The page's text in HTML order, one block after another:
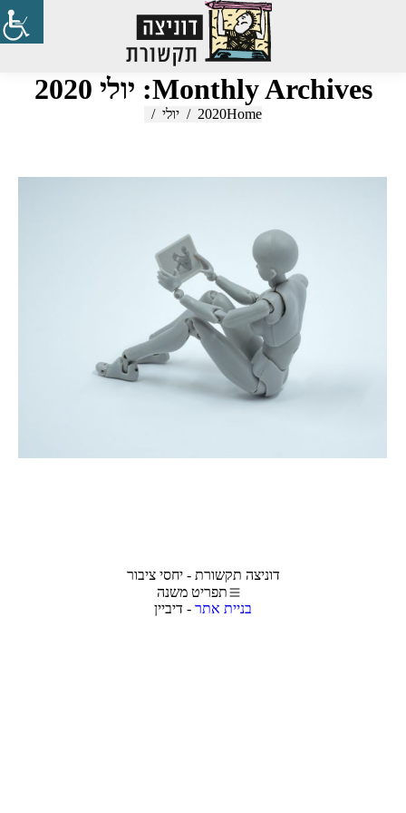
Search:
Monthly Archives: יולי 2020
You are here:
Home
2020 יולי
דוניצה תקשורת - יחסי ציבור
תפריט משנה
בניית אתר - דיביין